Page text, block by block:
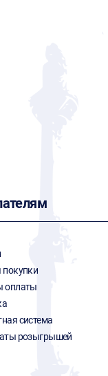
покупки
оплаты
система
розыгрышей